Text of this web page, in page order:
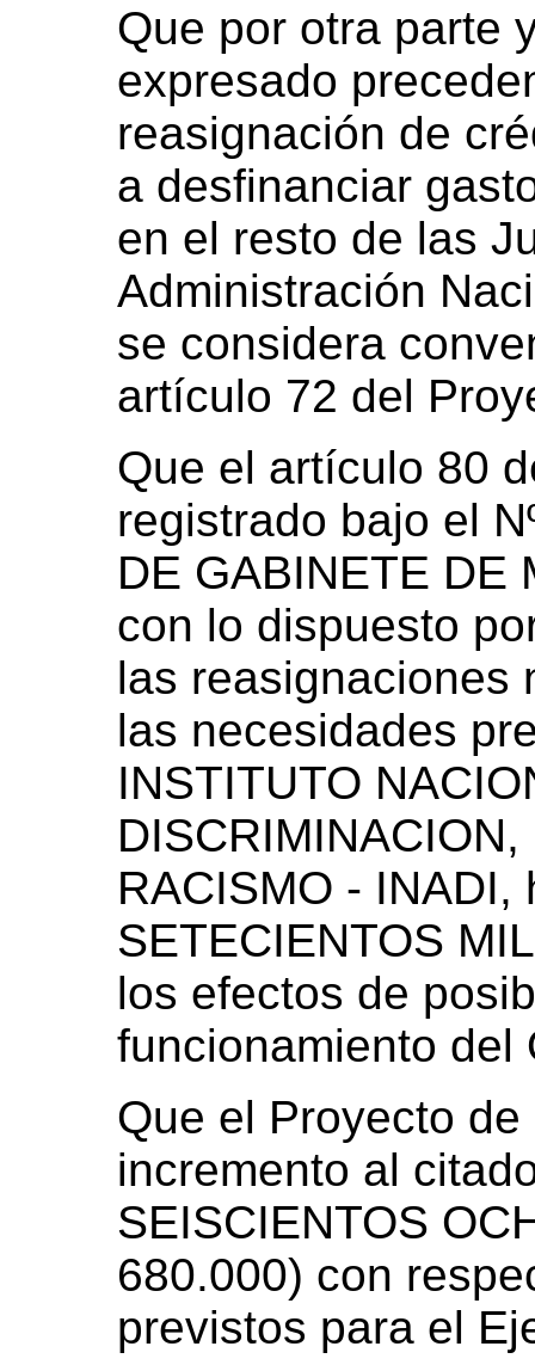
Que por otra parte
expresado
reasignación de
a desfinanciar
en el resto de las
Administración
se considera
artículo 72 del
Que el artículo 80
registrado bajo el
DE GABINETE DE
con lo dispuesto
las reasignaciones
las necesidades
INSTITUTO
RACISMO -
SETECIENTOS
los efectos de
funcionamiento del
Que el Proyecto
incremento al
SEISCIENTOS
680.000) con
previstos para el